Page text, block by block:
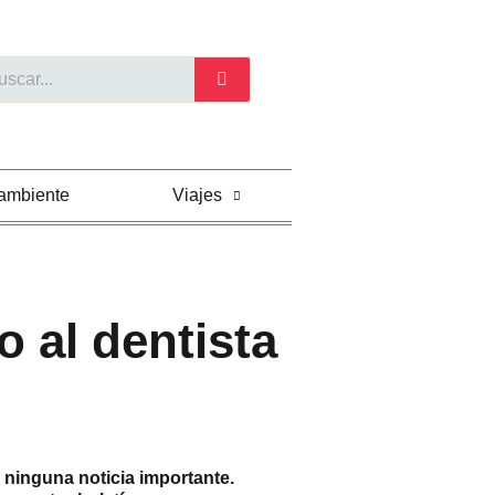
Viajes
al dentista
ninguna noticia importante.